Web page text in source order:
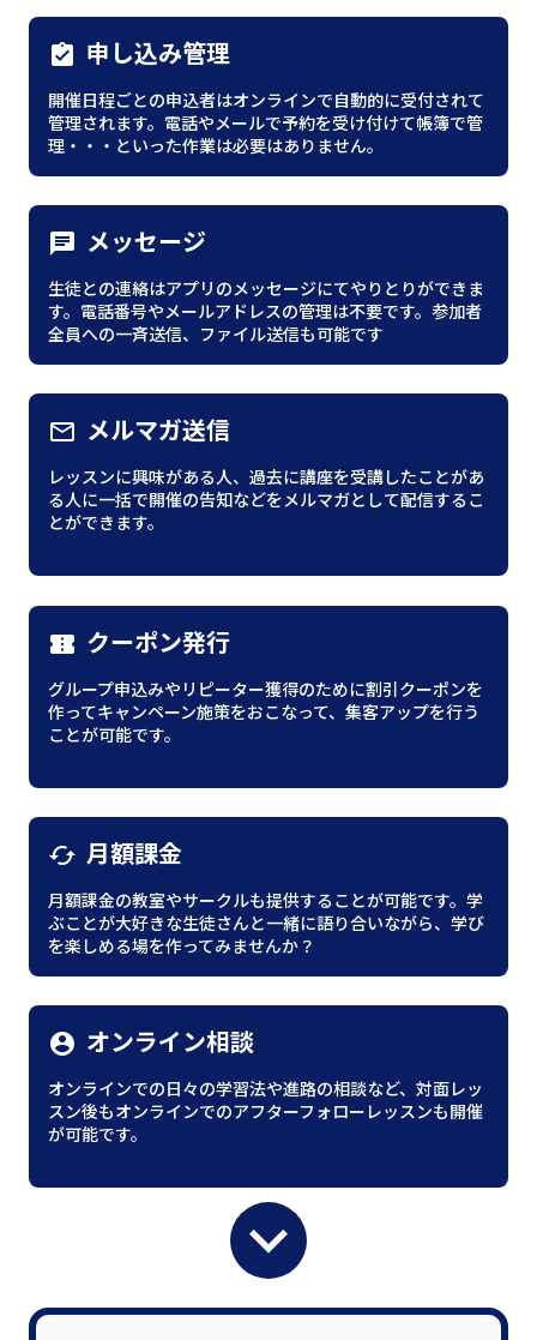
assignment_turned_in 申し込み管理
開催日程ごとの申込者はオンラインで自動的に受付されて
管理されます。電話やメールで予約を受け付けて帳簿で管
理・・・といった作業は必要はありません。
chat メッセージ
生徒との連絡はアプリのメッセージにてやりとりができま
す。電話番号やメールアドレスの管理は不要です。参加者
全員への一斉送信、ファイル送信も可能です
mail_outline メルマガ送信
レッスンに興味がある人、過去に講座を受講したことがあ
る人に一括で開催の告知などをメルマガとして配信するこ
とができます。
confirmation_number クーポン発行
グループ申込みやリピーター獲得のために割引クーポンを
作ってキャンペーン施策をおこなって、集客アップを行う
ことが可能です。
cached 月額課金
月額課金の教室やサークルも提供することが可能です。学
ぶことが大好きな生徒さんと一緒に語り合いながら、学び
を楽しめる場を作ってみませんか？
account_circle オンライン相談
オンラインでの日々の学習法や進路の相談など、対面レッ
スン後もオンラインでのアフターフォローレッスンも開催
が可能です。
expand_more